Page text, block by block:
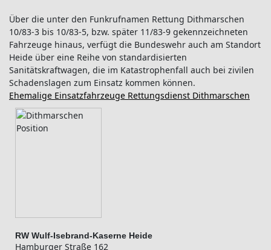
Über die unter den Funkrufnamen Rettung Dithmarschen
10/83-3 bis 10/83-5, bzw. später 11/83-9 gekennzeichneten
Fahrzeuge hinaus, verfügt die Bundeswehr auch am Standort
Heide über eine Reihe von standardisierten
Sanitätskraftwagen, die im Katastrophenfall auch bei zivilen
Schadenslagen zum Einsatz kommen können.
Ehemalige Einsatzfahrzeuge Rettungsdienst Dithmarschen
RW Wulf-Isebrand-Kaserne Heide
Hamburger Straße 162